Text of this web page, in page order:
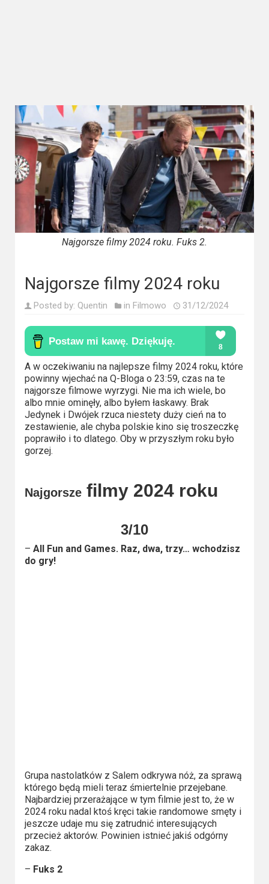
Filmy
dokumentalne
Horrory
Kino
azjatyckie
Kino
europejskie
polskie
Komedie
Korea
Południowa
Filmy
oparte
na
faktach
Streaming
Video
Podsumowania
2023
2022
2021
Najgorsze filmy 2024 roku. Fuks 2.
Najgorsze filmy 2024 roku
Posted by: Quentin in Filmowo 31/12/2024
A w oczekiwaniu na najlepsze filmy 2024 roku, które
powinny wjechać na Q-Bloga o 23:59, czas na te
najgorsze filmowe wyrzygi. Nie ma ich wiele, bo
albo mnie ominęły, albo byłem łaskawy. Brak
Jedynek i Dwójek rzuca niestety duży cień na to
zestawienie, ale chyba polskie kino się troszeczkę
poprawiło i to dlatego. Oby w przyszłym roku było
gorzej.
Najgorszefilmy 2024 roku
3/10
– All Fun and Games. Raz, dwa, trzy… wchodzisz
do gry!
Grupa nastolatków z Salem odkrywa nóż, za sprawą
którego będą mieli teraz śmiertelnie przejebane.
Najbardziej przerażające w tym filmie jest to, że w
2024 roku nadal ktoś kręci takie randomowe smęty i
jeszcze udaje mu się zatrudnić interesujących
przecież aktorów. Powinien istnieć jakiś odgórny
zakaz.
– Fuks 2